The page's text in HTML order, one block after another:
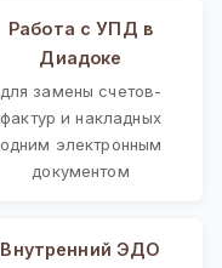
Работа с УПД в
Диадоке
для замены счетов-
фактур и накладных
одним электронным
документом
Внутренний ЭДО